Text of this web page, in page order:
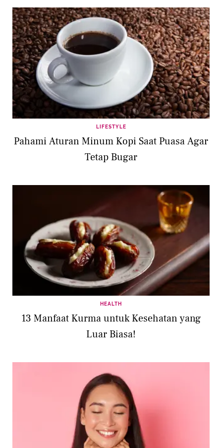
LIFESTYLE
Pahami Aturan Minum Kopi Saat Puasa Agar
Tetap Bugar
HEALTH
13 Manfaat Kurma untuk Kesehatan yang
Luar Biasa!